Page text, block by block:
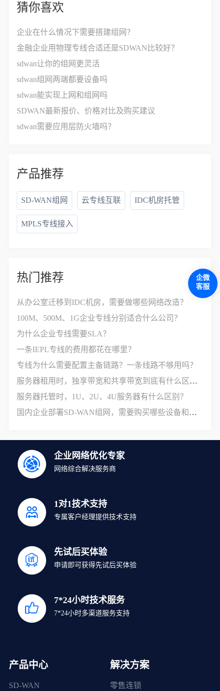
猜你喜欢
企业在什么情况下需要搭建组网？
金融企业用物理专线合适还是SDWAN比较好？
sdwan让你的组网更灵活
sdwan组网两端都要设备吗
sdwan能实现上网和组网吗
SDWAN最新报价、价格对比及购买建议
sdwan需要应用层防火墙吗？
产品推荐
SD-WAN组网 云专线互联 IDC机房托管
MPLS专线接入
热门推荐
从办公室迁移到IDC机房，需要做哪些网络改造？
100M、500M、1G企业专线分别适合什么公司？
为什么企业专线需要SLA？
一条IEPL专线的费用都花在哪里？
专线为什么需要配置主备链路？一条线路不够用吗？
服务器租用时，独享带宽和共享带宽到底有什么区别？
服务器托管时，1U、2U、4U服务器有什么区别？
国内企业部署SD-WAN组网，需要购买哪些设备和服务？
企业网络优化专家
网络综合解决服务商
1对1技术支持
专属客户经理提供技术支持
先试后买体验
申请即可获得先试后买体验
7*24小时技术服务
7*24小时多渠道服务支持
产品中心
SD-WAN
解决方案
零售连锁
企微
客服